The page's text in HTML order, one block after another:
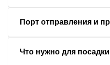
Порт отправления и
Что нужно для